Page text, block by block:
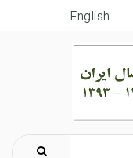
English